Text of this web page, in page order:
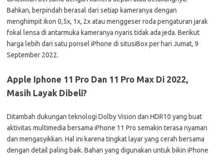
Bahkan, berpindah berasal dari setiap kameranya dengan
menghimpit ikon 0,5x, 1x, 2x atau menggeser roda pengaturan jarak
fokal lensa di antarmuka kameranya nyaris tidak ada jeda. Berikut
harga lebih dari satu ponsel iPhone di situsiBox per hari Jumat, 9
September 2022.
Apple Iphone 11 Pro Dan 11 Pro Max Di 2022,
Masih Layak Dibeli?
Ditambah dukungan teknologi Dolby Vision dan HDR10 yang buat
aktivitas multimedia bersama iPhone 11 Pro semakin terasa nyaman
dan mengasyikkan. Hal ini karena tingkat layar yang cerah bersama
dengan detail paling baik. Bahan yang digunakan untuk bikin iPhone